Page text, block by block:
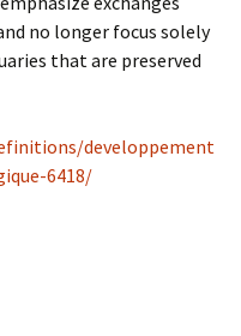
no longer focus solely
that are preserved
developpement
6418/